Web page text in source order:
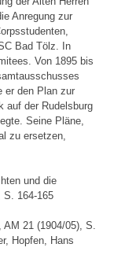
Anregung zur
Bad Tölz. In
Von 1895 bis
er den Plan zur
auf der Rudelsburg
Seine Pläne,
zu ersetzen,
und die
S. 164-165
21 (1904/05), S.
Hopfen, Hans